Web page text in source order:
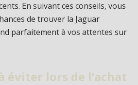
En suivant ces conseils, vous
de trouver la Jaguar
parfaitement à vos attentes sur
éviter lors de l’achat